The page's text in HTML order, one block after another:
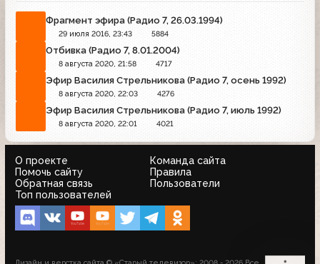
Фрагмент эфира (Радио 7, 26.03.1994)
29 июля 2016, 23:43 5884
Отбивка (Радио 7, 8.01.2004)
8 августа 2020, 21:58 4717
Эфир Василия Стрельникова (Радио 7, осень 1992)
8 августа 2020, 22:03 4276
Эфир Василия Стрельникова (Радио 7, июль 1992)
8 августа 2020, 22:01 4021
О проекте
Команда сайта
Помочь сайту
Правила
Обратная связь
Пользователи
Топ пользователей